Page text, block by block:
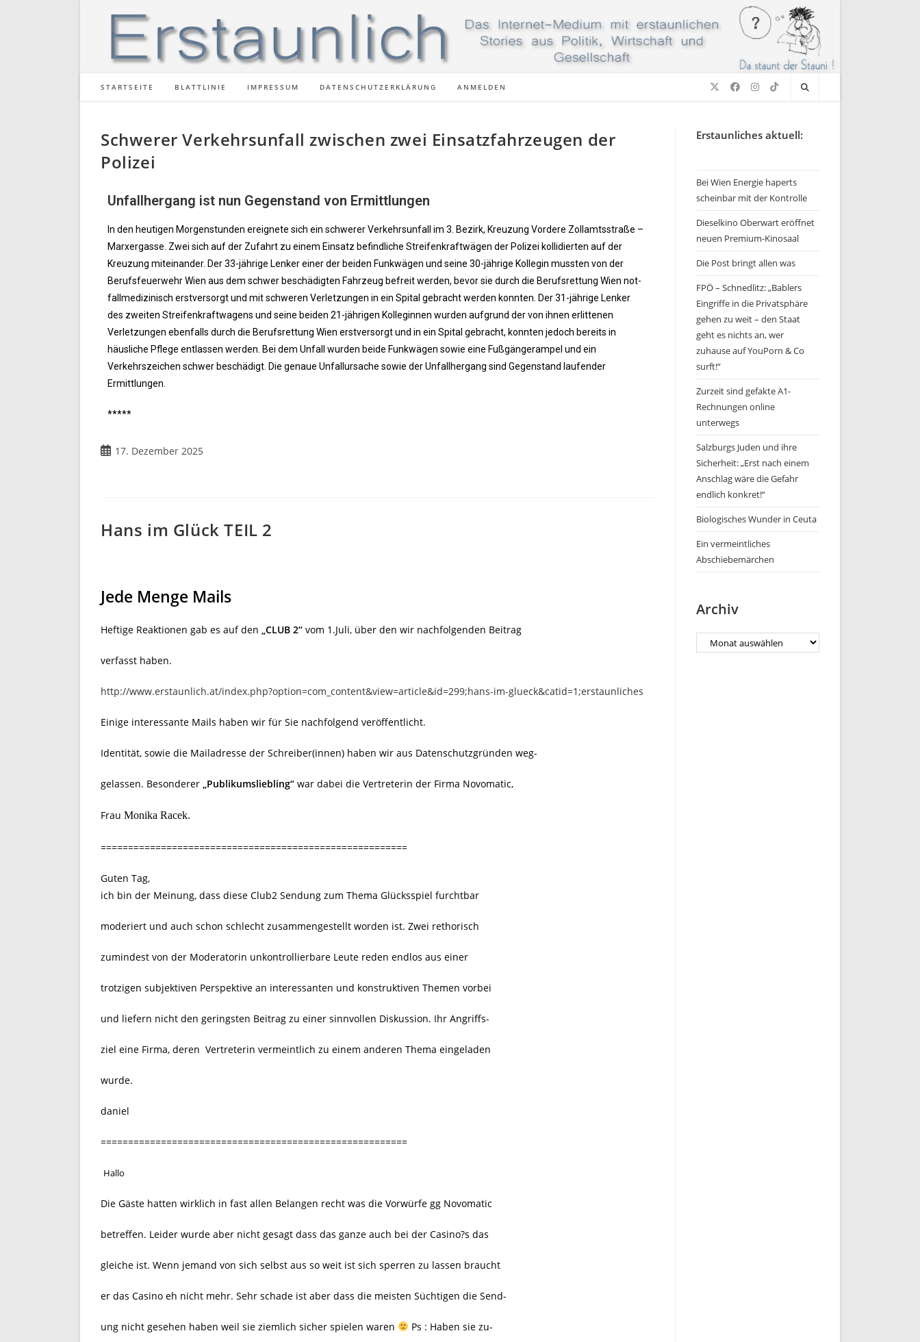
STARTSEITE BLATTLINIE IMPRESSUM DATENSCHUTZERKLÄRUNG ANMELDEN
Schwerer Verkehrsunfall zwischen zwei Einsatzfahrzeugen der
Polizei
Unfallhergang ist nun Gegenstand von Ermittlungen
In den heutigen Morgenstunden ereignete sich ein schwerer Verkehrsunfall im 3. Bezirk, Kreuzung Vordere Zollamtsstraße –
Marxergasse. Zwei sich auf der Zufahrt zu einem Einsatz befindliche Streifenkraftwägen der Polizei kollidierten auf der
Kreuzung miteinander. Der 33-jährige Lenker einer der beiden Funkwägen und seine 30-jährige Kollegin mussten von der
Berufsfeuerwehr Wien aus dem schwer beschädigten Fahrzeug befreit werden, bevor sie durch die Berufsrettung Wien not-
fallmedizinisch erstversorgt und mit schweren Verletzungen in ein Spital gebracht werden konnten. Der 31-jährige Lenker
des zweiten Streifenkraftwagens und seine beiden 21-jährigen Kolleginnen wurden aufgrund der von ihnen erlittenen
Verletzungen ebenfalls durch die Berufsrettung Wien erstversorgt und in ein Spital gebracht, konnten jedoch bereits in
häusliche Pflege entlassen werden. Bei dem Unfall wurden beide Funkwägen sowie eine Fußgängerampel und ein
Verkehrszeichen schwer beschädigt. Die genaue Unfallursache sowie der Unfallhergang sind Gegenstand laufender
Ermittlungen.
*****
17. Dezember 2025
Hans im Glück TEIL 2
Jede Menge Mails
Heftige Reaktionen gab es auf den „CLUB 2“ vom 1.Juli, über den wir nachfolgenden Beitrag
verfasst haben.
http://www.erstaunlich.at/index.php?option=com_content&view=article&id=299;hans-im-glueck&catid=1;erstaunliches
Einige interessante Mails haben wir für Sie nachfolgend veröffentlicht.
Identität, sowie die Mailadresse der Schreiber(innen) haben wir aus Datenschutzgründen weg-
gelassen. Besonderer „Publikumsliebling“ war dabei die Vertreterin der Firma Novomatic,
Frau Monika Racek.
========================================================
Guten Tag,
ich bin der Meinung, dass diese Club2 Sendung zum Thema Glücksspiel furchtbar
moderiert und auch schon schlecht zusammengestellt worden ist. Zwei rethorisch
zumindest von der Moderatorin unkontrollierbare Leute reden endlos aus einer
trotzigen subjektiven Perspektive an interessanten und konstruktiven Themen vorbei
und liefern nicht den geringsten Beitrag zu einer sinnvollen Diskussion. Ihr Angriffs-
ziel eine Firma, deren Vertreterin vermeintlich zu einem anderen Thema eingeladen
wurde.
daniel
========================================================
Hallo
Die Gäste hatten wirklich in fast allen Belangen recht was die Vorwürfe gg Novomatic
betreffen. Leider wurde aber nicht gesagt dass das ganze auch bei der Casino?s das
gleiche ist. Wenn jemand von sich selbst aus so weit ist sich sperren zu lassen braucht
er das Casino eh nicht mehr. Sehr schade ist aber dass die meisten Süchtigen die Send-
ung nicht gesehen haben weil sie ziemlich sicher spielen waren Ps : Haben sie zu-
Erstaunliches aktuell:
Bei Wien Energie haperts
scheinbar mit der Kontrolle
Dieselkino Oberwart eröffnet
neuen Premium-Kinosaal
Die Post bringt allen was
FPÖ – Schnedlitz: „Bablers
Eingriffe in die Privatsphäre
gehen zu weit – den Staat
geht es nichts an, wer
zuhause auf YouPorn & Co
surft!“
Zurzeit sind gefakte A1-
Rechnungen online
unterwegs
Salzburgs Juden und ihre
Sicherheit: „Erst nach einem
Anschlag wäre die Gefahr
endlich konkret!“
Biologisches Wunder in Ceuta
Ein vermeintliches
Abschiebemärchen
Archiv